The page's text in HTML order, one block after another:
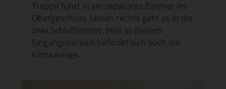
Treppe führt in ein separates Zimmer im
Obergeschoss. Unten rechts geht es in die
zwei Schlafzimmer. Hier in diesem
Eingangsbereich befindet sich auch die
Klimaanlage.